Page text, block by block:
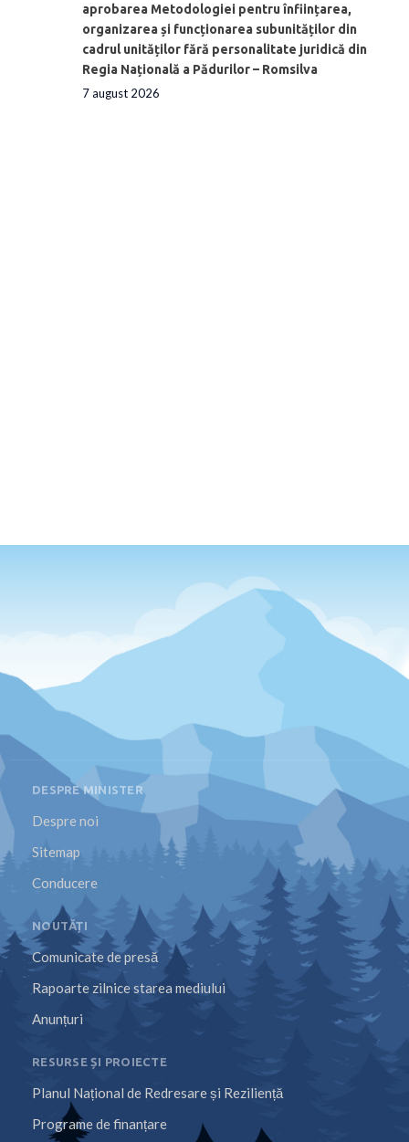
aprobarea Metodologiei pentru înființarea,
organizarea și funcționarea subunităților din
cadrul unităților fără personalitate juridică din
Regia Națională a Pădurilor – Romsilva
7 august 2026
DESPRE MINISTER
Despre noi
Sitemap
Conducere
NOUTĂȚI
Comunicate de presă
Rapoarte zilnice starea mediului
Anunțuri
RESURSE ȘI PROIECTE
Planul Național de Redresare și Reziliență
Programe de finanțare